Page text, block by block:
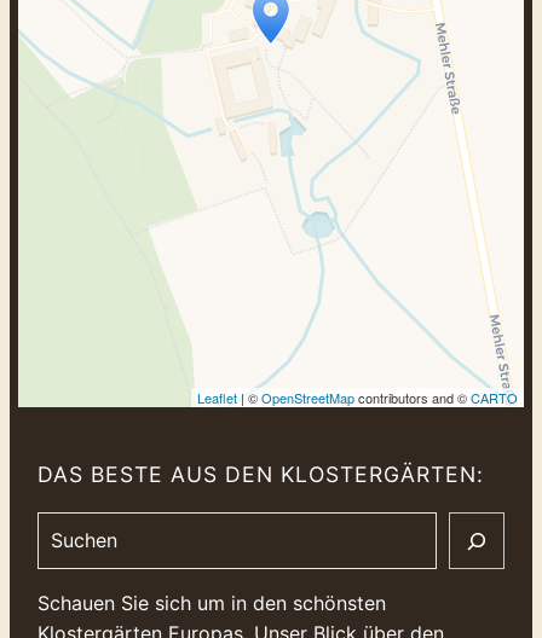
Travelers‘ Map wird geladen …
Wenn du dies siehst, nachdem deine
Seite vollständig geladen wurde,
fehlen leafletJS-Dateien.
Leaflet| ©OpenStreetMapcontributors and ©CARTO
DAS BESTE AUS DEN KLOSTERGÄRTEN:
Schauen Sie sich um in den schönsten